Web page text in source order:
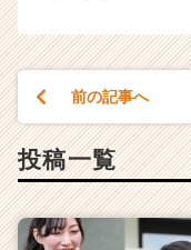
前の記事へ
投稿一覧